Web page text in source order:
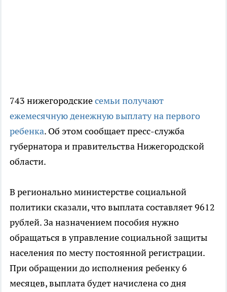
743 нижегородскиесемьи получают
ежемесячную денежную выплату на первого
ребенка. Об этом сообщает пресс-служба
губернатора и правительства Нижегородской
области.
В регионально министерстве социальной
политики сказали, что выплата составляет 9612
рублей. За назначением пособия нужно
обращаться в управление социальной защиты
населения по месту постоянной регистрации.
При обращении до исполнения ребенку 6
месяцев, выплата будет начислена со дня